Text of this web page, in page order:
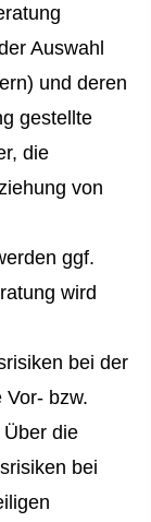
Auswahl
und deren
gestellte
die
von
ggf.
wird
bei der
bzw.
die
bei